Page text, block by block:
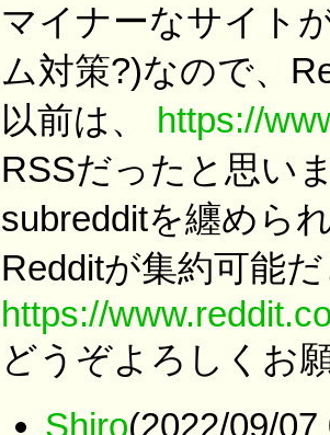
マイナーなサイト
ム対策?)なので、
以前は、 https://
RSSだったと思い
subredditを纏めら
Redditが集約可能
https://
どうぞよろしくお
Shiro(2022/09/